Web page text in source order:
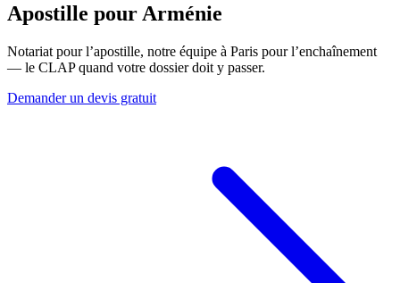
Apostille pour Arménie
Notariat pour l’apostille, notre équipe à Paris pour l’enchaînement
— le CLAP quand votre dossier doit y passer.
Demander un devis gratuit